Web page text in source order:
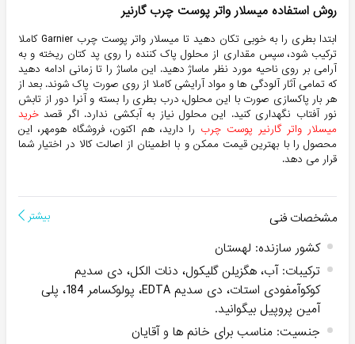
روش استفاده میسلار واتر پوست چرب گارنیر
ابتدا بطری را به خوبی تکان دهید تا میسلار واتر پوست چرب Garnier کاملا
ترکیب شود، سپس مقداری از محلول پاک کننده را روی پد کتان ریخته و به
آرامی بر روی ناحیه مورد نظر ماساژ دهید. این ماساژ را تا زمانی ادامه دهید
که تمامی آثار آلودگی ها و مواد آرایشی کاملا از روی صورت پاک شوند. بعد از
هر بار پاکسازی صورت با این محلول، درب بطری را بسته و آنرا دور از تابش
نور آفتاب نگهداری کنید. این محلول نیاز به آبکشی ندارد. اگر قصد خرید
میسلار واتر گارنیر پوست چرب را دارید، هم اکنون، فروشگاه هومهر، این
محصول را با بهترین قیمت ممکن و با اطمینان از اصالت کالا در اختیار شما
قرار می دهد.
مشخصات فنی بیشتر
کشور سازنده: لهستان
ترکیبات:آب، هگزیلن گلیکول، دنات الکل، دی سدیم
کوکوآمفودی استات، دی سدیم EDTA، پولوکسامر 184، پلی
آمین پروپیل بیگوانید.
جنسیت: مناسب برای خانم ها و آقایان